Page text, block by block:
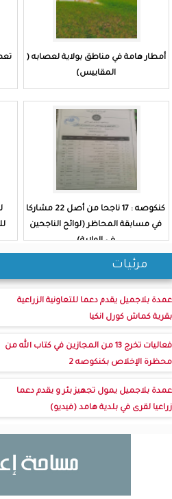
أمطار هامة في مناطق بولاية لعصابه (
المقاييس)
كنكوصه : 17 ناجحا من أصل 22 مشاركا
في مسابقة المحاظر (لوائح الناجحين
في الولاية)
مرئيات
عمدة بلاجميل يقدم دعما للتعاونية الزراعية
بقرية كماش كورل انكيا
فعاليات تخرج 13 من المجازين في كتاب الله من
محظرة الإخلاص بكنكوصه 2
عمدة بلاجميل يمول تجهيز بئر و يقدم دعما
زراعيا لقرى في بلدية هامد (فيديو)